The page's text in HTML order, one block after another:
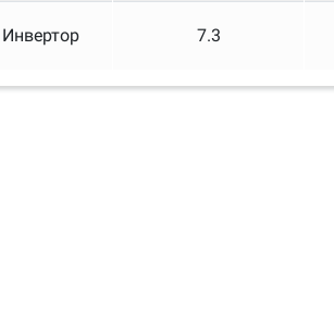
Инвертор 7.3